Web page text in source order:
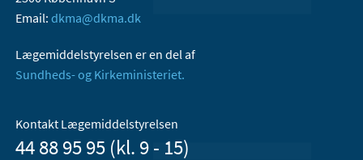
Email: dkma@dkma.dk
Lægemiddelstyrelsen er en del af
Sundheds- og Kirkeministeriet.
Kontakt Lægemiddelstyrelsen
44 88 95 95 (kl. 9 - 15)